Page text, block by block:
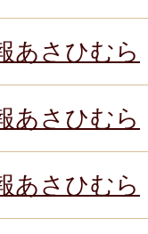
あさひむら
あさひむら
あさひむら